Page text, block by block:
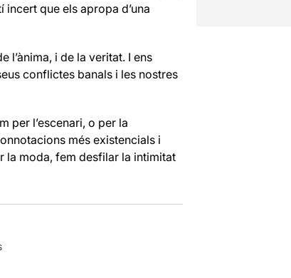
que els apropa d’una
l’ànima, i de la veritat. I ens
conflictes banals i les nostres
per l’escenari, o per la
més existencials i
la moda, fem desfilar la intimitat